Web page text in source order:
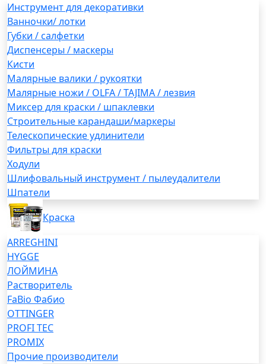
Инструмент для декоративки
Ванночки/ лотки
Губки / салфетки
Диспенсеры / маскеры
Кисти
Малярные валики / рукоятки
Малярные ножи / OLFA / TAJIMA / лезвия
Миксер для краски / шпаклевки
Строительные карандаши/маркеры
Телескопические удлинители
Фильтры для краски
Ходули
Шлифовальный инструмент / пылеудалители
Шпатели
Краска
ARREGHINI
HYGGE
ЛОЙМИНА
Растворитель
FaBio Фабио
OTTINGER
PROFI TEC
PROMIX
Прочие производители